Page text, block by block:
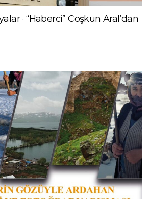
· “Haberci” Coşkun Aral’dan